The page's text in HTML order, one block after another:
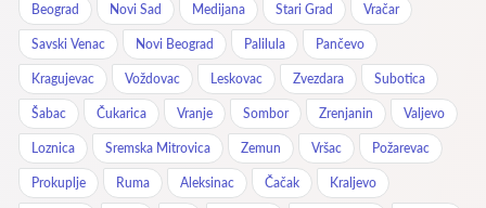
Beograd Novi Sad Medijana Stari Grad Vračar
Savski Venac Novi Beograd Palilula Pančevo
Kragujevac Voždovac Leskovac Zvezdara Subotica
Šabac Čukarica Vranje Sombor Zrenjanin Valjevo
Loznica Sremska Mitrovica Zemun Vršac Požarevac
Prokuplje Ruma Aleksinac Čačak Kraljevo